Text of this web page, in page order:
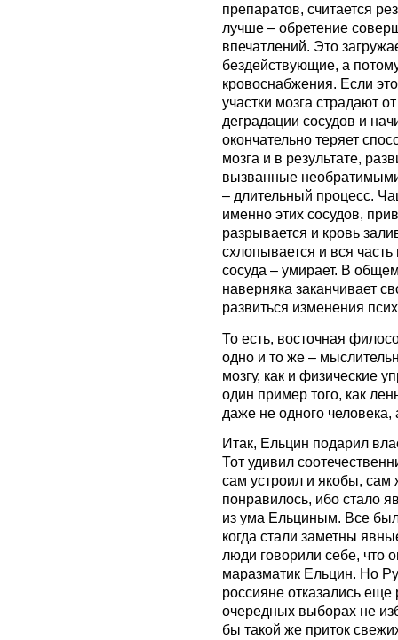
препаратов, считается
лучше – обретение
впечатлений. Это
бездействующие, а
кровоснабжения. Если
участки мозга страдают
деградации сосудов и
окончательно теряет
мозга и в результате,
вызванные
– длительный процесс.
именно этих сосудов,
разрывается и кровь
схлопывается и вся
сосуда – умирает. В
наверняка заканчивает
развиться изменения
То есть, восточная
одно и то же –
мозгу, как и физические
один пример того, как
даже не одного
Итак, Ельцин подарил
Тот удивил
сам устроил и якобы,
понравилось, ибо стало
из ума Ельциным. Все
когда стали заметны
люди говорили себе, что
маразматик Ельцин. Но
россияне отказались
очередных выборах не
бы такой же приток